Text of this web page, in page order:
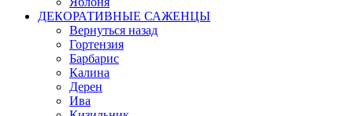
ДЕКОРАТИВНЫЕ САЖЕНЦЫ
Вернуться назад
Гортензия
Барбарис
Калина
Дерен
Ива